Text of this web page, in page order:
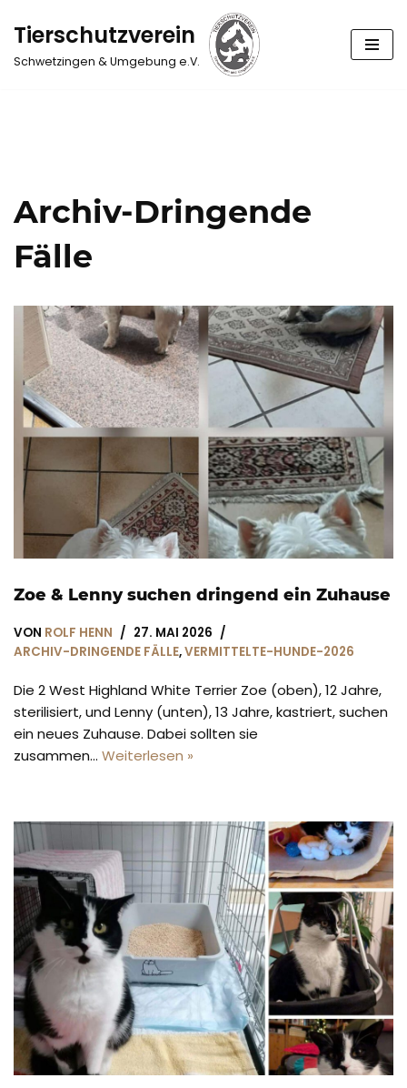
Zum
Inhalt
Tierschutzverein
Schwetzingen & Umgebung e.V.
Archiv-Dringende
Fälle
Zoe & Lenny suchen dringend ein Zuhause
VON ROLF HENN
27. MAI 2026
ARCHIV-DRINGENDE FÄLLE,VERMITTELTE-HUNDE-2026
Die 2 West Highland White Terrier Zoe (oben), 12 Jahre,
sterilisiert, und Lenny (unten), 13 Jahre, kastriert, suchen
ein neues Zuhause. Dabei sollten sie
zusammen… Weiterlesen »